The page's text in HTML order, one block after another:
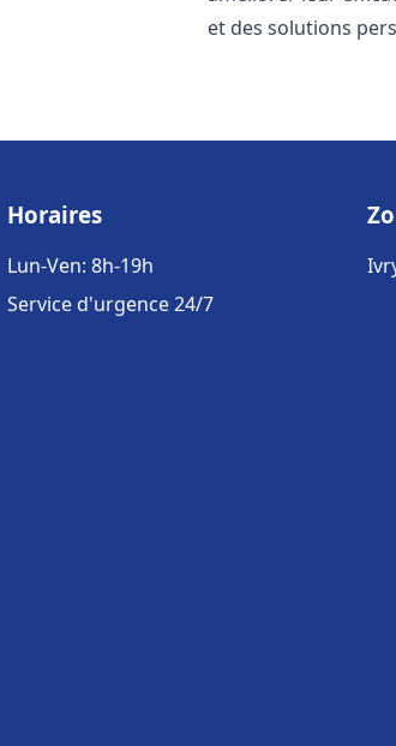
et des solutions
Horaires
Lun-Ven: 8h-19h
Service d'urgence 24/7